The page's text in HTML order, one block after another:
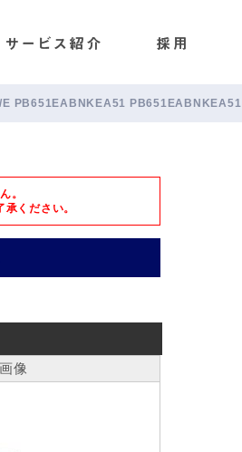
PB651EABNKEA51 PB651EABNKEA51
。
ください。
像